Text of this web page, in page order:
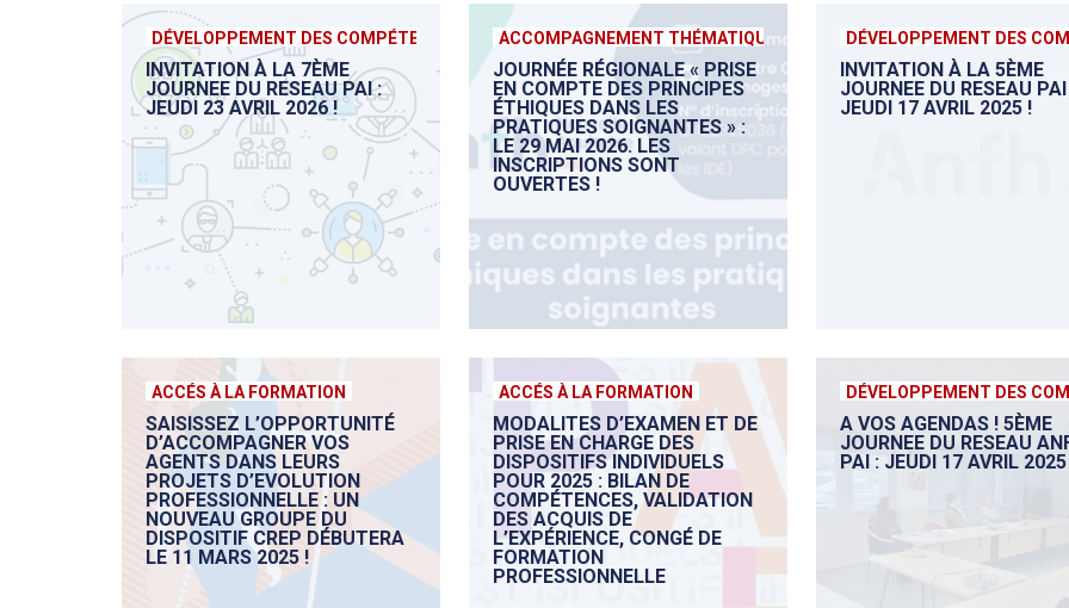
DÉVELOPPEMENT DES COMPÉTENCES
INVITATION À LA 7ÈME
JOURNEE DU RESEAU PAI :
JEUDI 23 AVRIL 2026 !
ACCOMPAGNEMENT THÉMATIQUE
JOURNÉE RÉGIONALE « PRISE
EN COMPTE DES PRINCIPES
ÉTHIQUES DANS LES
PRATIQUES SOIGNANTES » :
LE 29 MAI 2026. LES
INSCRIPTIONS SONT
OUVERTES !
DÉVELOPPEMENT DES
INVITATION À LA 5ÈME
JOURNEE DU RESEAU
JEUDI 17 AVRIL 2025 !
ACCÉS À LA FORMATION
SAISISSEZ L’OPPORTUNITÉ
D’ACCOMPAGNER VOS
AGENTS DANS LEURS
PROJETS D’EVOLUTION
PROFESSIONNELLE : UN
NOUVEAU GROUPE DU
DISPOSITIF CREP DÉBUTERA
LE 11 MARS 2025 !
ACCÉS À LA FORMATION
MODALITES D’EXAMEN ET DE
PRISE EN CHARGE DES
DISPOSITIFS INDIVIDUELS
POUR 2025 : BILAN DE
COMPÉTENCES, VALIDATION
DES ACQUIS DE
L’EXPÉRIENCE, CONGÉ DE
FORMATION
PROFESSIONNELLE
DÉVELOPPEMENT DES
A VOS AGENDAS ! 5ÈME
JOURNEE DU RESEAU
PAI : JEUDI 17 AVRIL